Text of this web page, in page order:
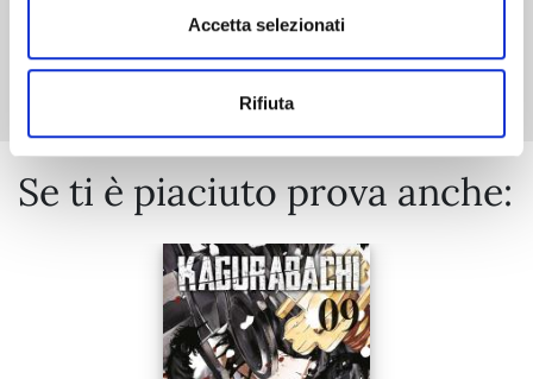
Accetta selezionati
Rifiuta
Se ti è piaciuto prova anche: